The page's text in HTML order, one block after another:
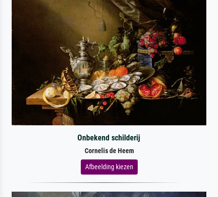
Onbekend schilderij
Cornelis de Heem
Afbeelding kiezen